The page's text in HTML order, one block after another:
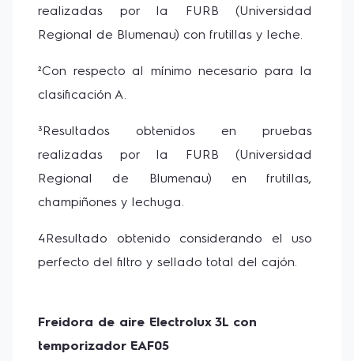
realizadas por la FURB (Universidad
Regional de Blumenau) con frutillas y leche.
²Con respecto al mínimo necesario para la
clasificación A.
³Resultados obtenidos en pruebas
realizadas por la FURB (Universidad
Regional de Blumenau) en frutillas,
champiñones y lechuga.
4Resultado obtenido considerando el uso
perfecto del filtro y sellado total del cajón.
Freidora de aire Electrolux 3L con
temporizador EAF05